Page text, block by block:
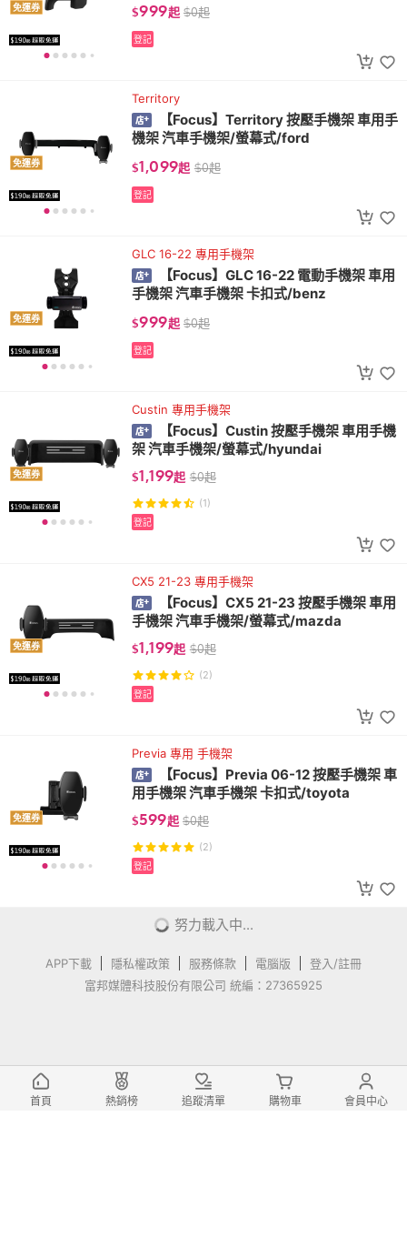
免運券 $999起 $0起
登記
免運券
Territory
【Focus】Territory 按壓手機架 車用手
機架 汽車手機架/螢幕式/ford
$1,099起 $0起
登記
免運券
GLC 16-22 專用手機架
【Focus】GLC 16-22 電動手機架 車用
手機架 汽車手機架 卡扣式/benz
$999起 $0起
登記
免運券
Custin 專用手機架
【Focus】Custin 按壓手機架 車用手機
架 汽車手機架/螢幕式/hyundai
$1,199起 $0起
(1)
登記
免運券
CX5 21-23 專用手機架
【Focus】CX5 21-23 按壓手機架 車用
手機架 汽車手機架/螢幕式/mazda
$1,199起 $0起
(2)
登記
免運券
Previa 專用 手機架
【Focus】Previa 06-12 按壓手機架 車
用手機架 汽車手機架 卡扣式/toyota
$599起 $0起
(2)
登記
RAV4 五代 專用手機架
架 車用手機架 汽車手機架/螢幕式/toyota
$1,999 起 $0起
CHR 手機架 專用手機架
首頁 熱銷榜 追蹤清單 購物車 會員中心